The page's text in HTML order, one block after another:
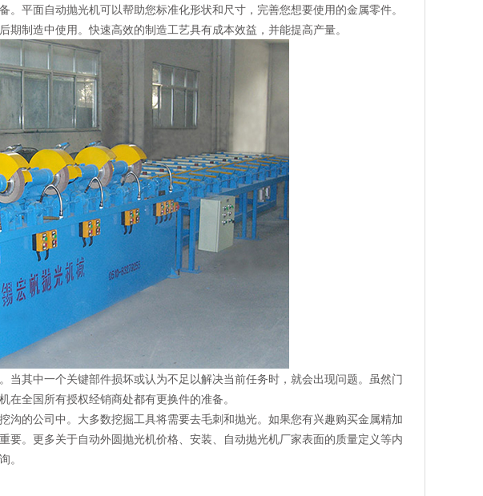
平面自动抛光机可以帮助您标准化形状和尺寸，完善您想要使用的金属零件。
制造中使用。快速高效的制造工艺具有成本效益，并能提高产量。
其中一个关键部件损坏或认为不足以解决当前任务时，就会出现问题。虽然门
全国所有授权经销商处都有更换件的准备。
的公司中。大多数挖掘工具将需要去毛刺和抛光。如果您有兴趣购买金属精加
。更多关于自动外圆抛光机价格、安装、自动抛光机厂家表面的质量定义等内
。